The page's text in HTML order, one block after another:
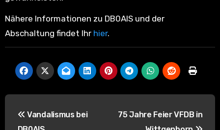
Nähere Informationen zu DB0AIS und der
Abschaltung findet Ihr hier.
Vandalismus bei
75 Jahre Feier VFDB in